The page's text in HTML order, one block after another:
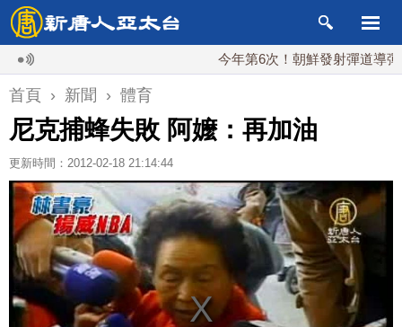
今年第6次！朝鮮發射彈道導彈 落日
首頁 › 新聞 › 體育
尼克捕蜂失敗 阿嬤：再加油
更新時間：2012-02-18 21:14:44